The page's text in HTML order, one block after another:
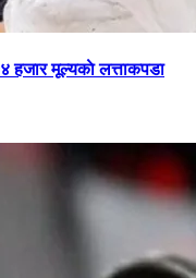
हजार मूल्यकाे लत्ताकपडा